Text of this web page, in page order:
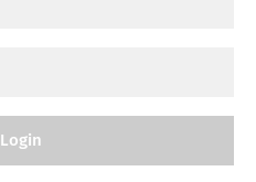
Login